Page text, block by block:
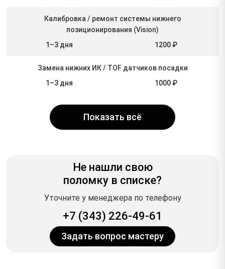
Калибровка / ремонт системы нижнего
позиционирования (Vision)
1–3 дня
1200 ₽
Замена нижних ИК / TOF датчиков посадки
1–3 дня
1000 ₽
Показать всё
Не нашли свою
поломку в списке?
Уточните у менеджера по телефону
+7 (343) 226-49-61
Задать вопрос мастеру